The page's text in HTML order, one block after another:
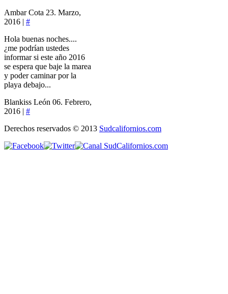
Ambar Cota 23. Marzo,
2016 | #
Hola buenas noches....
¿me podrían ustedes
informar si este año 2016
se espera que baje la marea
y poder caminar por la
playa debajo...
Blankiss León 06. Febrero,
2016 | #
Derechos reservados © 2013 Sudcalifornios.com